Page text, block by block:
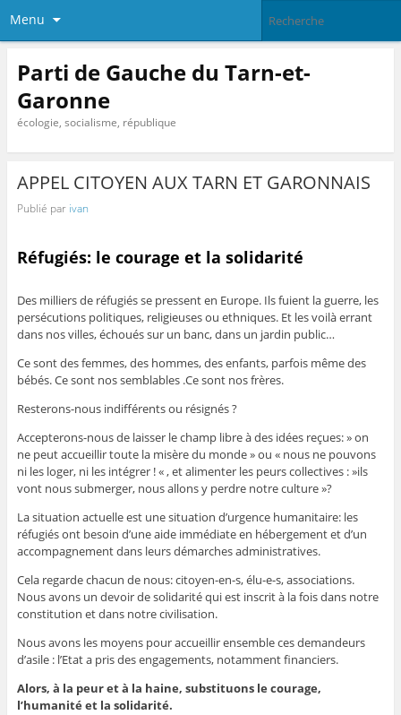
Menu
Parti de Gauche du Tarn-et-
Garonne
écologie, socialisme, république
APPEL CITOYEN AUX TARN ET GARONNAIS
Publié par ivan
Réfugiés: le courage et la solidarité
Des milliers de réfugiés se pressent en Europe. Ils fuient la guerre, les
persécutions politiques, religieuses ou ethniques. Et les voilà errant
dans nos villes, échoués sur un banc, dans un jardin public…
Ce sont des femmes, des hommes, des enfants, parfois même des
bébés. Ce sont nos semblables .Ce sont nos frères.
Resterons-nous indifférents ou résignés ?
Accepterons-nous de laisser le champ libre à des idées reçues: » on
ne peut accueillir toute la misère du monde » ou « nous ne pouvons
ni les loger, ni les intégrer ! « , et alimenter les peurs collectives : »ils
vont nous submerger, nous allons y perdre notre culture »?
La situation actuelle est une situation d’urgence humanitaire: les
réfugiés ont besoin d’une aide immédiate en hébergement et d’un
accompagnement dans leurs démarches administratives.
Cela regarde chacun de nous: citoyen-en-s, élu-e-s, associations.
Nous avons un devoir de solidarité qui est inscrit à la fois dans notre
constitution et dans notre civilisation.
Nous avons les moyens pour accueillir ensemble ces demandeurs
d’asile : l’Etat a pris des engagements, notamment financiers.
Alors, à la peur et à la haine, substituons le courage,
l’humanité et la solidarité.